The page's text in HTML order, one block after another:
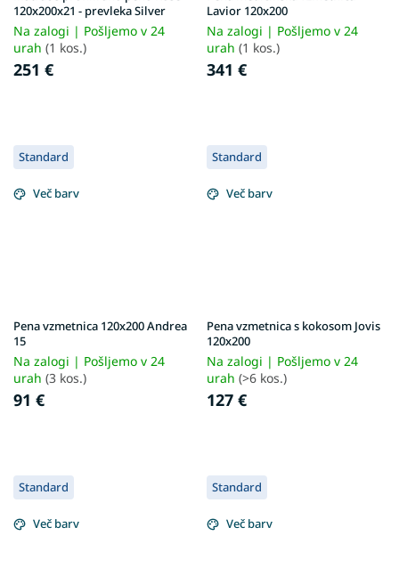
120x200x21 - prevleka Silver
Na zalogi | Pošljemo v 24
urah (1 kos.)
251 €
Lavior 120x200
Na zalogi | Pošljemo v 24
urah (1 kos.)
341 €
Standard
Več barv
Pena vzmetnica 120x200 Andrea
15
Na zalogi | Pošljemo v 24
urah (3 kos.)
91 €
Standard
Več barv
Pena vzmetnica s kokosom Jovis
120x200
Na zalogi | Pošljemo v 24
urah (>6 kos.)
127 €
Standard
Več barv
Standard
Več barv